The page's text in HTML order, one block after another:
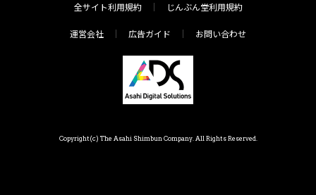
全サイト利用規約 じんぶん堂利用規約
運営会社 広告ガイド お問い合わせ
Copyright(c) The Asahi Shimbun Company. All Rights Reserved.